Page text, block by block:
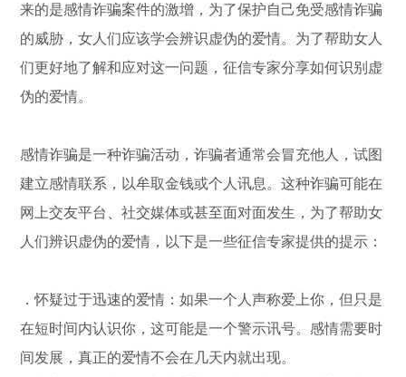
来的是感情诈骗案件的激增，为了保护自己免受感情诈骗
的威胁，女人们应该学会辨识虚伪的爱情。为了帮助女人
们更好地了解和应对这一问题，征信专家分享如何识别虚
伪的爱情。
感情诈骗是一种诈骗活动，诈骗者通常会冒充他人，试图
建立感情联系，以牟取金钱或个人讯息。这种诈骗可能在
网上交友平台、社交媒体或甚至面对面发生，为了帮助女
人们辨识虚伪的爱情，以下是一些征信专家提供的提示：
．怀疑过于迅速的爱情：如果一个人声称爱上你，但只是
在短时间内认识你，这可能是一个警示讯号。感情需要时
间发展，真正的爱情不会在几天内就出现。